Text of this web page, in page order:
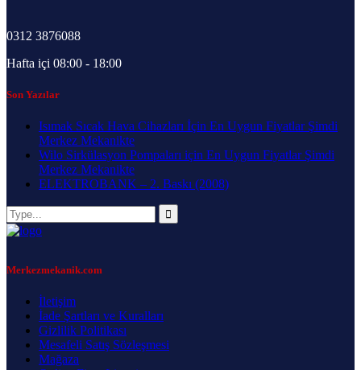
0312 3876088
Hafta içi 08:00 - 18:00
Son Yazılar
Isımak Sıcak Hava Cihazları İçin En Uygun Fiyatlar Şimdi
Merkez Mekanikte
Wilo Sirkülasyon Pompaları için En Uygun Fiyatlar Şimdi
Merkez Mekanikte
ELEKTROBANK – 2. Baskı (2008)
Merkezmekanik.com
İletişim
İade Şartları ve Kuralları
Gizlilik Politikası
Mesafeli Satış Sözleşmesi
Mağaza